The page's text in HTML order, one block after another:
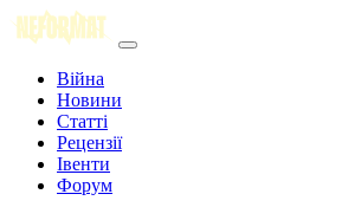
Війна
Новини
Статті
Рецензії
Івенти
Форум